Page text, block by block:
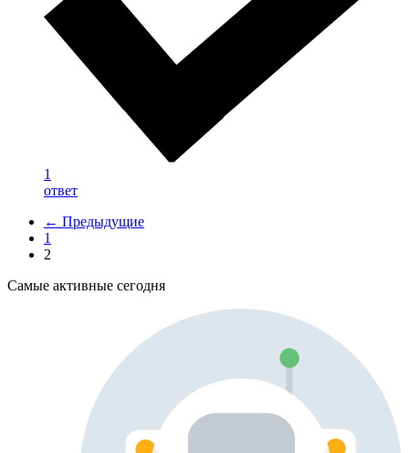
1
ответ
← Предыдущие
1
2
Самые активные сегодня